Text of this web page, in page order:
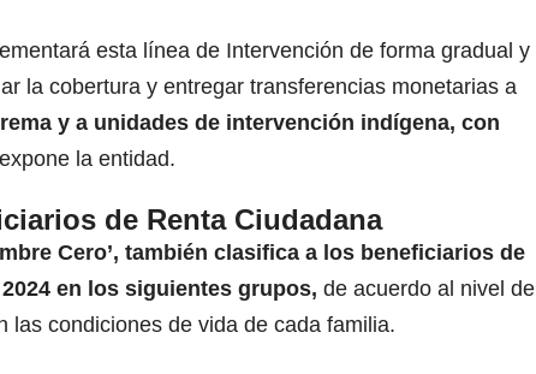
esta línea de Intervención de forma gradual y
la cobertura y entregar transferencias monetarias a
y a unidades de intervención indígena, con
la entidad.
de Renta Ciudadana
Cero’, también clasifica a los beneficiarios de
en los siguientes grupos, de acuerdo al nivel de
las condiciones de vida de cada familia.